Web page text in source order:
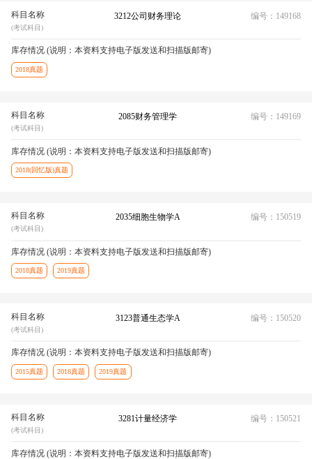
科目名称
(考试科目)
3212公司财务理论 编号：149168
库存情况 (说明：本资料支持电子版发送和扫描版邮寄)
2018真题
科目名称
(考试科目)
2085财务管理学 编号：149169
库存情况 (说明：本资料支持电子版发送和扫描版邮寄)
2018(回忆版)真题
科目名称
(考试科目)
2035细胞生物学A 编号：150519
库存情况 (说明：本资料支持电子版发送和扫描版邮寄)
2018真题 2019真题
科目名称
(考试科目)
3123普通生态学A 编号：150520
库存情况 (说明：本资料支持电子版发送和扫描版邮寄)
2015真题 2018真题 2019真题
科目名称
(考试科目)
3281计量经济学 编号：150521
库存情况 (说明：本资料支持电子版发送和扫描版邮寄)